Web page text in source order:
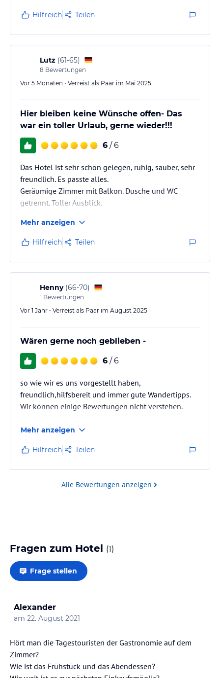
Hilfreich Teilen
Lutz (61-65)
8 Bewertungen
Vor 5 Monaten • Verreist als Paar im Mai 2025
Hier bleiben keine Wünsche offen- Das
war ein toller Urlaub, gerne wieder!!!
6 / 6
Das Hotel ist sehr schön gelegen, ruhig, sauber, sehr
freundlich. Es passte alles.
Geräumige Zimmer mit Balkon. Dusche und WC
getrennt. Toller Ausblick.
jeden Fall wieder.
Mehr anzeigen
Hilfreich Teilen
Henny (66-70)
1 Bewertungen
Vor 1 Jahr • Verreist als Paar im August 2025
Wären gerne noch geblieben -
6 / 6
so wie wir es uns vorgestellt haben,
freundlich,hilfsbereit und immer gute Wandertipps.
Wir können einige Bewertungen nicht verstehen.
Mehr anzeigen
Hilfreich Teilen
Alle Bewertungen anzeigen
Fragen zum Hotel (1)
Frage stellen
Alexander
am 22. August 2021
Hört man die Tagestouristen der Gastronomie auf dem
Zimmer?
Wie ist das Frühstück und das Abendessen?